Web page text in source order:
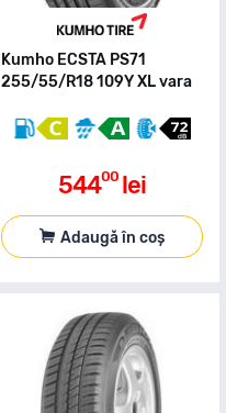
Kumho ECSTA PS71
255/55/R18 109Y XL vara
54400 lei
Adaugă în coș